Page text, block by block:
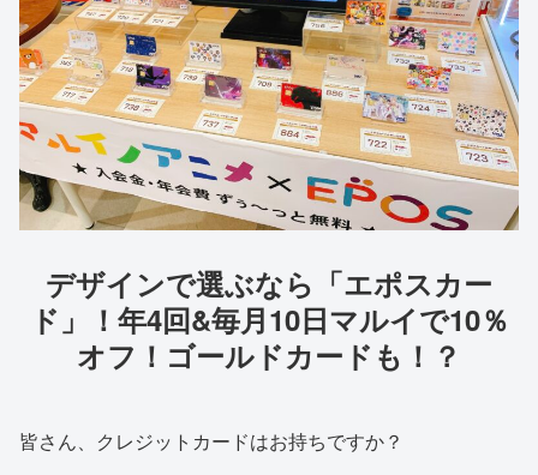
デザインで選ぶなら「エポスカー
ド」！年4回&毎月10日マルイで10％
オフ！ゴールドカードも！？
皆さん、クレジットカードはお持ちですか？